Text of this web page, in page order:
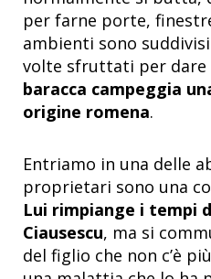
per farne porte,
ambienti sono
volte sfruttati per dare
baracca campeggia
origine romena.
Entriamo in una delle
proprietari sono una
Lui rimpiange i tempi
Ciausescu, ma si
del figlio che non c’è